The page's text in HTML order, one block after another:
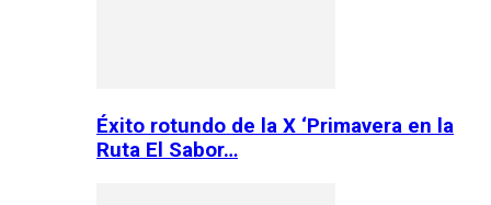
Éxito rotundo de la X ‘Primavera en la
Ruta El Sabor…